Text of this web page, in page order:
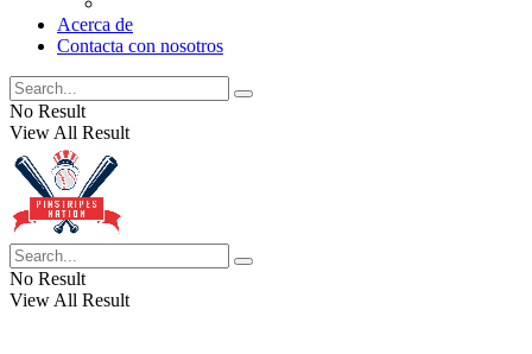
Acerca de
Contacta con nosotros
No Result
View All Result
No Result
View All Result